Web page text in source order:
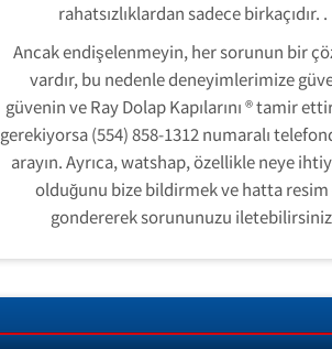
rahatsızlıklardan sadece birkaçıdır. .
Ancak endişelenmeyin, her sorunun bir
vardır, bu nedenle deneyimlerimize
güvenin ve Ray Dolap Kapılarını ® tamir
gerekiyorsa (554) 858-1312 numaralı
arayın. Ayrıca, watshap, özellikle neye
olduğunu bize bildirmek ve hatta resim
gondererek sorununuzu